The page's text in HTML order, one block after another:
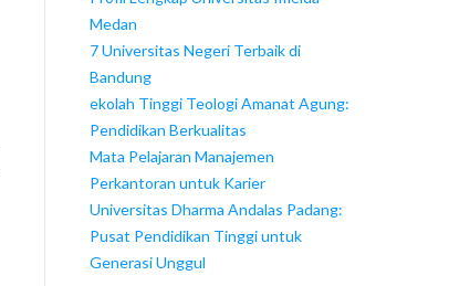
Medan
7 Universitas Negeri Terbaik di
Bandung
ekolah Tinggi Teologi Amanat Agung:
Pendidikan Berkualitas
Mata Pelajaran Manajemen
Perkantoran untuk Karier
Universitas Dharma Andalas Padang:
Pusat Pendidikan Tinggi untuk
Generasi Unggul